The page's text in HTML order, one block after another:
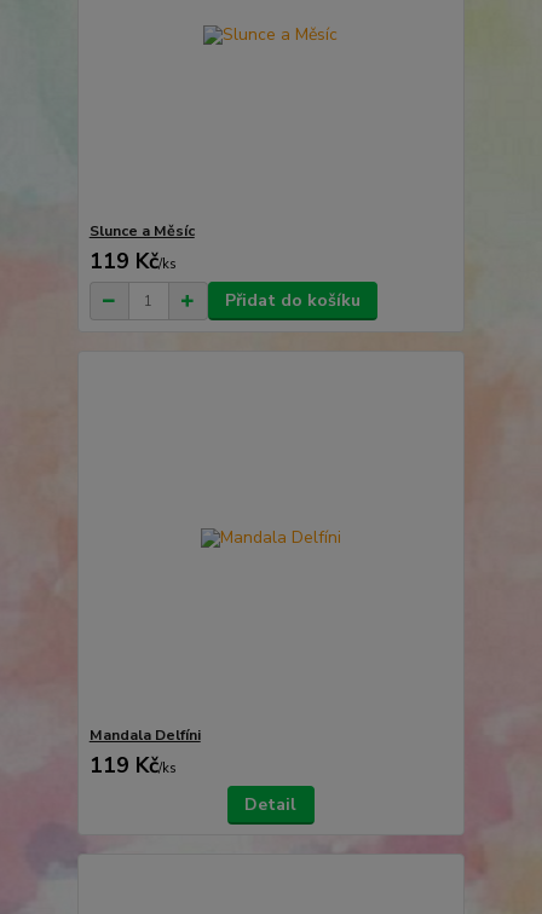
Slunce a Měsíc
119 Kč/ks
Přidat do košíku
Mandala Delfíni
119 Kč/ks
Detail